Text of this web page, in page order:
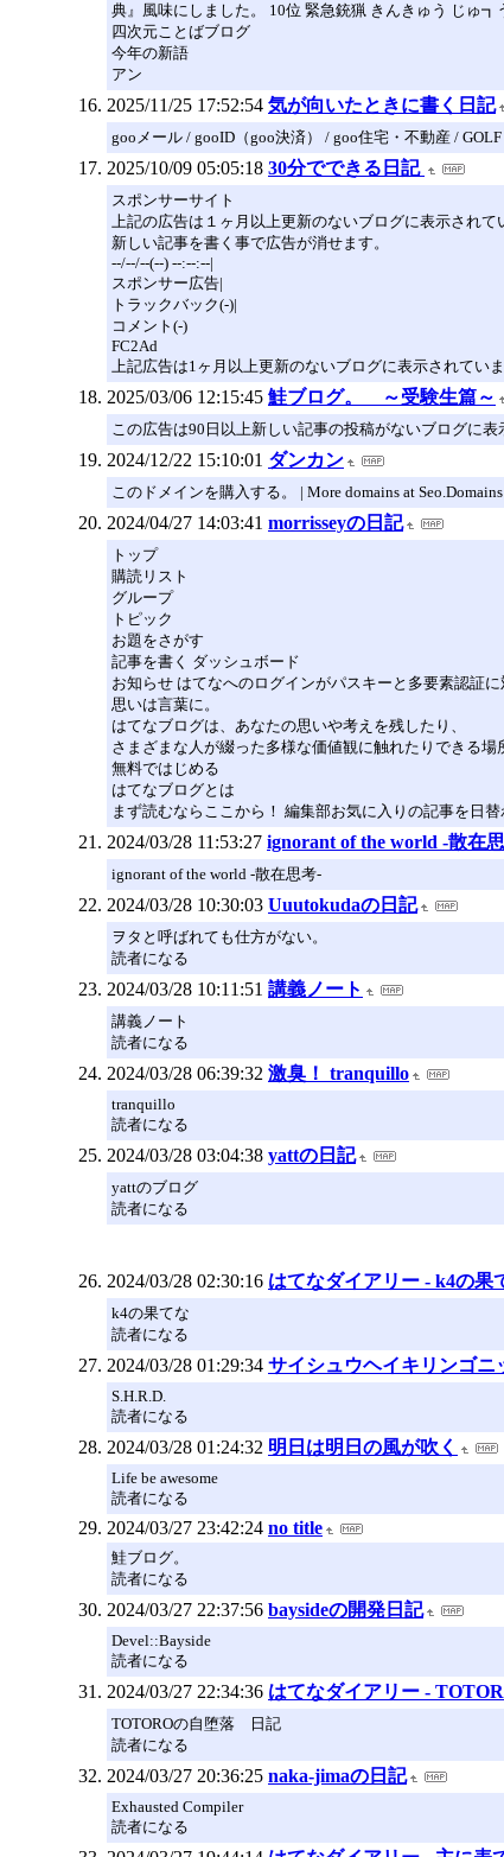
典』風味にしました。 10位 緊急銃猟 きんきゅう じゅ
四次元ことばブログ
今年の新語
アン
2025/11/25 17:52:54 気が向いたときに書く日記
gooメール / gooID（goo決済） / goo住宅・不動産 / GOLF
2025/10/09 05:05:18 30分でできる日記
スポンサーサイト
上記の広告は１ヶ月以上更新のないブログに表示されて
新しい記事を書く事で広告が消せます。
--/--/--(--) --:--:--|
スポンサー広告|
トラックバック(-)|
コメント(-)
FC2Ad
上記広告は1ヶ月以上更新のないブログに表示されてい
2025/03/06 12:15:45 鮭ブログ。 ～受験生篇～
この広告は90日以上新しい記事の投稿がないブログに表
2024/12/22 15:10:01 ダンカン
このドメインを購入する。 | More domains at Seo.Domains
2024/04/27 14:03:41 morrisseyの日記
トップ
購読リスト
グループ
トピック
お題をさがす
記事を書く ダッシュボード
お知らせ はてなへのログインがパスキーと多要素認証
思いは言葉に。
はてなブログは、あなたの思いや考えを残したり、
さまざまな人が綴った多様な価値観に触れたりできる場
無料ではじめる
はてなブログとは
まず読むならここから！ 編集部お気に入りの記事を日替
2024/03/28 11:53:27 ignorant of the world -散在
ignorant of the world -散在思考-
2024/03/28 10:30:03 Uuutokudaの日記
ヲタと呼ばれても仕方がない。
読者になる
2024/03/28 10:11:51 講義ノート
講義ノート
読者になる
2024/03/28 06:39:32 激臭！ tranquillo
tranquillo
読者になる
2024/03/28 03:04:38 yattの日記
yattのブログ
読者になる
2024/03/28 02:30:16 はてなダイアリー - k4の果
k4の果てな
読者になる
2024/03/28 01:29:34 サイシュウヘイキリンゴニ
S.H.R.D.
読者になる
2024/03/28 01:24:32 明日は明日の風が吹く
Life be awesome
読者になる
2024/03/27 23:42:24 no title
鮭ブログ。
読者になる
2024/03/27 22:37:56 baysideの開発日記
Devel::Bayside
読者になる
2024/03/27 22:34:36 はてなダイアリー -
TOTOROの自堕落 日記
読者になる
2024/03/27 20:36:25 naka-jimaの日記
Exhausted Compiler
読者になる